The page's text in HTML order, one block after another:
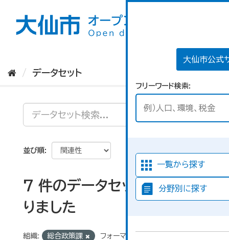
大仙市公式
フリーワード検索
一覧から探す
分野別に探す
データセット
並び順
7 件のデータセットが見つか
りました
組織: 総合政策課 フォーマット: